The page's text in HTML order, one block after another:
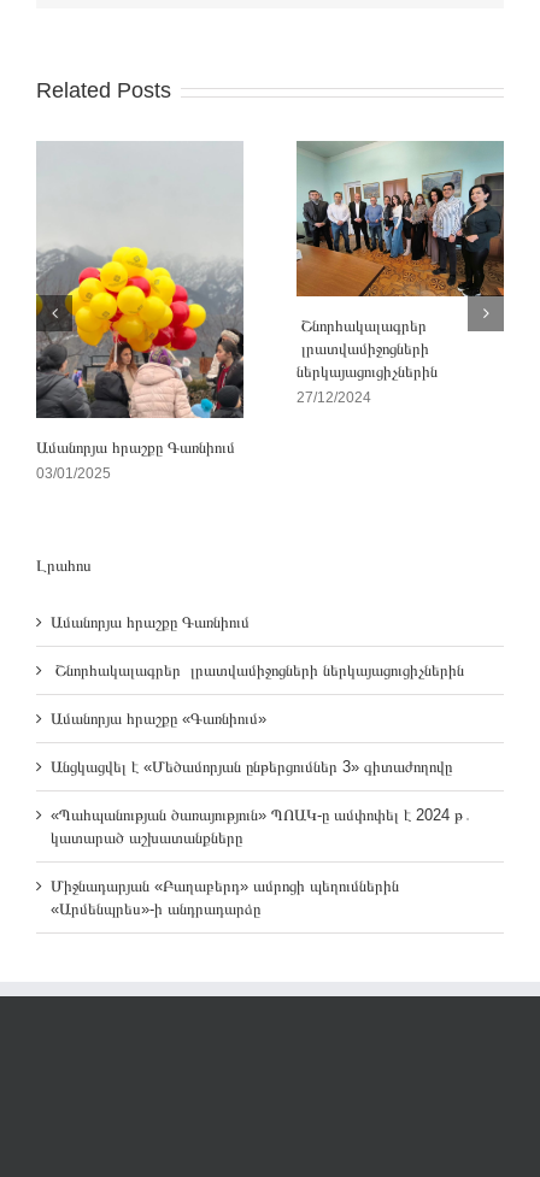
Related Posts
Ամանորյա հրաշքը Գառնիում
03/01/2025
Շնորհակալագրեր
լրատվամիջոցների
ներկայացուցիչներին
27/12/2024
Լրահոս
Ամանորյա հրաշքը Գառնիում
Շնորհակալագրեր լրատվամիջոցների ներկայացուցիչներին
Ամանորյա հրաշքը «Գառնիում»
Անցկացվել է «Մեծամորյան ընթերցումներ 3» գիտաժողովը
«Պահպանության ծառայություն» ՊՈԱԿ-ը ամփոփել է 2024 թ․
կատարած աշխատանքները
Միջնադարյան «Բաղաբերդ» ամրոցի պեղումներին
«Արմենպրես»-ի անդրադարձը